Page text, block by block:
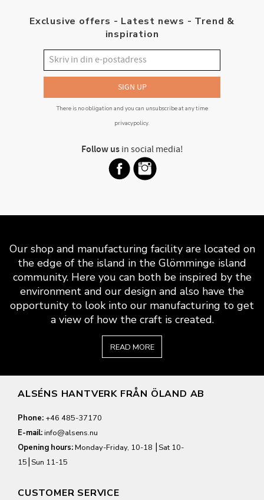
Exclusive offers - Latest news - Trend &
inspiration
SIGN UP
There is no obligation and you can unsubscribe at any time
privacypolicy.
Follow usin social media!
Our shop and manufacturing facility are located on
the edge of the island in the Glömminge island
community. Here you can both be inspired by the
environment and our design and also have the
opportunity to look into our manufacturing to get
a view of how the craft is created.
READ MORE
ALSÉNS HANTVERK FRÅN ÖLAND AB
Phone: +46 485-37170
E-mail:info@alsens.nu
Opening hours:Monday-Friday, 10-18 ⎮Sat 10-
15⎮Sun 11-15
CUSTOMER SERVICE